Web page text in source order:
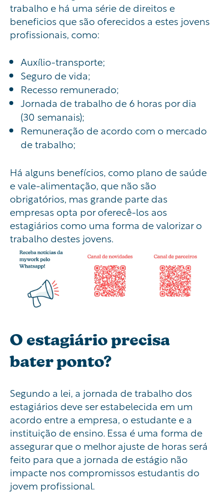
trabalho e há uma série de direitos e
beneficios que são oferecidos a estes jovens
profissionais, como:
Auxílio-transporte;
Seguro de vida;
Recesso remunerado;
Jornada de trabalho de 6 horas por dia
(30 semanais);
Remuneração de acordo com o mercado
de trabalho;
Há alguns benefícios, como plano de saúde
e vale-alimentação, que não são
obrigatórios, mas grande parte das
empresas opta por oferecê-los aos
estagiários como uma forma de valorizar o
trabalho destes jovens.
O estagiário precisa
bater ponto?
Segundo a lei, a jornada de trabalho dos
estagiários deve ser estabelecida em um
acordo entre a empresa, o estudante e a
instituição de ensino. Essa é uma forma de
assegurar que o melhor ajuste de horas será
feito para que a jornada de estágio não
impacte nos compromissos estudantis do
jovem profissional.